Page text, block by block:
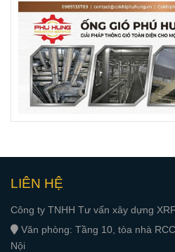
LIÊN HỆ
Công ty TNHH Tư vấn xây dựng
Văn phòng: Tầng 10, tòa nhà
Nội